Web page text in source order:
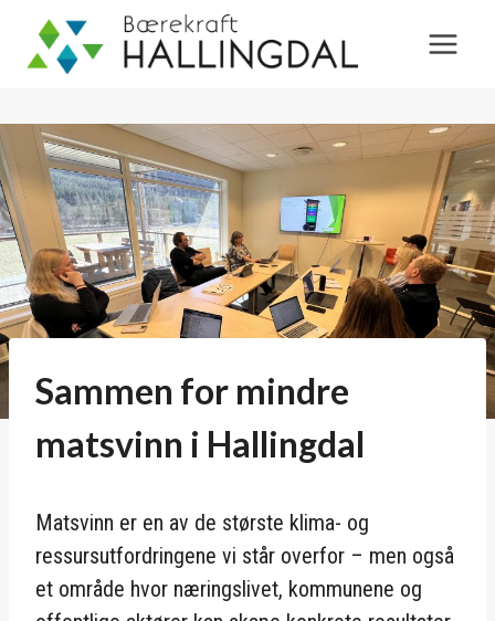
content
Sammen for mindre
matsvinn i Hallingdal
Matsvinn er en av de største klima- og
ressursutfordringene vi står overfor – men også
et område hvor næringslivet, kommunene og